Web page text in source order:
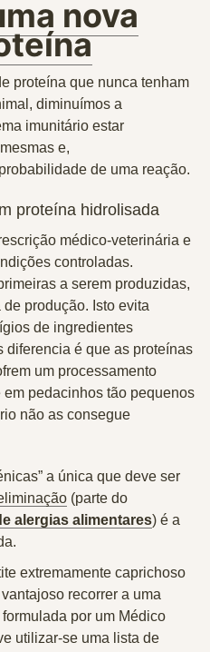
nova
proteína que nunca tenham
diminuímos a
imunitário estar
e,
de uma reação.
proteína hidrolisada
médico-veterinária e
controladas.
a serem produzidas,
produção. Isto evita
de ingredientes
diferencia é que as proteínas
um processamento
em pedacinhos tão pequenos
não as consegue
a única que deve ser
(parte do
alergias alimentares) é a
.
extremamente caprichoso
recorrer a uma
formulada por um Médico
utilizar-se uma lista de